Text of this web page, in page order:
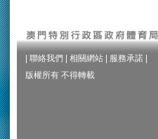
聯絡我們 相關網站 服務承諾
版權所有 不得轉載